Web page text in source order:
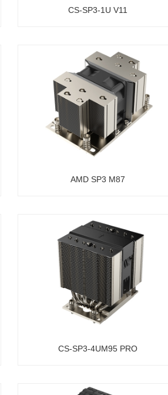
CS-SP3-1U V11
AMD SP3 M87
CS-SP3-4UM95 PRO